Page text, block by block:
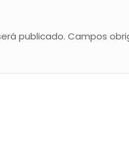
publicado. Campos